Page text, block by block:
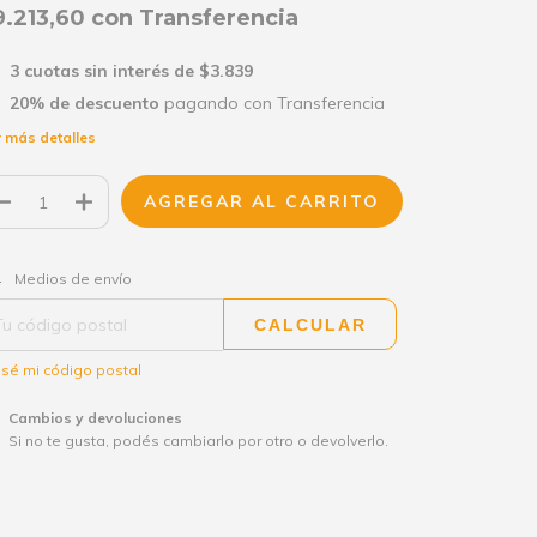
con Transferencia
3 cuotas sin interés de $3.839
20% de descuento pagando con Transferencia
más detalles
para el CP:
Medios de envío
CALCULAR
sé mi código postal
Cambios y devoluciones
Si no te gusta, podés cambiarlo por otro o devolverlo.